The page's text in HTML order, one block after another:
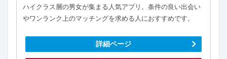
ハイクラス層の男女が集まる人気アプリ。条件の良い出会い
やワンランク上のマッチングを求める人におすすめです。
詳細ページ